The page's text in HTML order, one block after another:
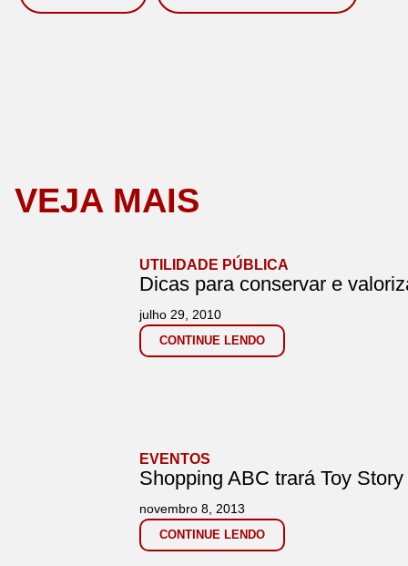
VEJA MAIS
UTILIDADE PÚBLICA
Dicas para conservar e
CONTINUE LENDO
julho 29, 2010
EVENTOS
Shopping ABC trará Toy
CONTINUE LENDO
novembro 8, 2013